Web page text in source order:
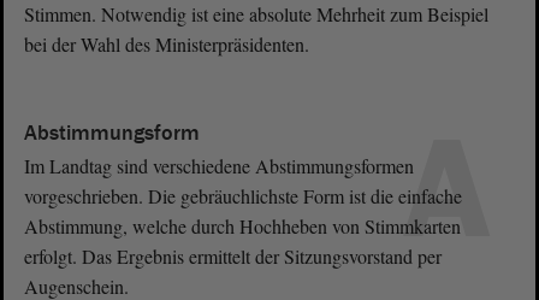
Stimmen. Notwendig ist eine absolute Mehrheit zum Beispiel
bei der Wahl des Ministerpräsidenten.
A
Abstimmungsform
Im Landtag sind verschiedene Abstimmungsformen
vorgeschrieben. Die gebräuchlichste Form ist die einfache
Abstimmung, welche durch Hochheben von Stimmkarten
erfolgt. Das Ergebnis ermittelt der Sitzungsvorstand per
Augenschein.